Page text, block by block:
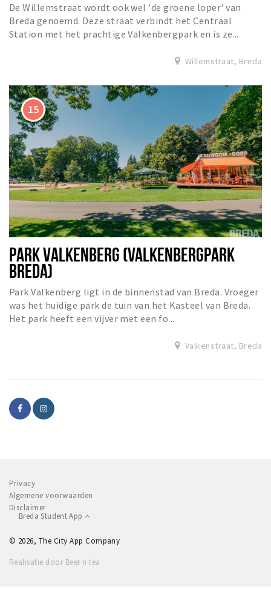
De Willemstraat wordt ook wel 'de groene loper' van
Breda genoemd. Deze straat verbindt het Centraal
Station met het prachtige Valkenbergpark en is ze...
Willemstraat, Breda
PARK VALKENBERG (VALKENBERGPARK
BREDA)
Park Valkenberg ligt in de binnenstad van Breda. Vroeger
was het huidige park de tuin van het Kasteel van Breda.
Het park heeft een vijver met een fo...
Valkenstraat, Breda
Privacy
Algemene voorwaarden
Disclaimer
Breda Student App
© 2026, The City App Company
Realisatie door Beer n tea